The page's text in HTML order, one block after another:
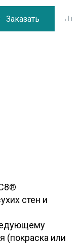
Заказать
стен и
(покраска или